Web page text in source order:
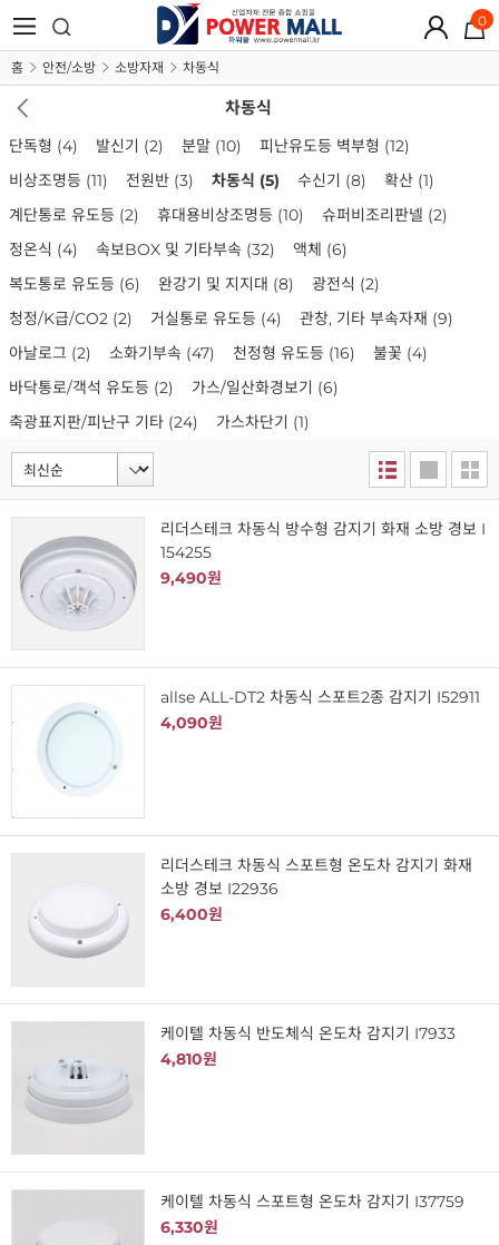
0
홈 안전/소방 소방자재 차동식
차동식
단독형 (4) 발신기 (2) 분말 (10) 피난유도등 벽부형 (12)
비상조명등 (11) 전원반 (3) 차동식 (5) 수신기 (8) 확산 (1)
계단통로 유도등 (2) 휴대용비상조명등 (10) 슈퍼비조리판넬 (2)
정온식 (4) 속보BOX 및 기타부속 (32) 액체 (6)
복도통로 유도등 (6) 완강기 및 지지대 (8) 광전식 (2)
청정/K급/CO2 (2) 거실통로 유도등 (4) 관창, 기타 부속자재 (9)
아날로그 (2) 소화기부속 (47) 천정형 유도등 (16) 불꽃 (4)
바닥통로/객석 유도등 (2) 가스/일산화경보기 (6)
축광표지판/피난구 기타 (24) 가스차단기 (1)
리더스테크 차동식 방수형 감지기 화재 소방 경보 I
154255
9,490원
allse ALL-DT2 차동식 스포트2종 감지기 I52911
4,090원
리더스테크 차동식 스포트형 온도차 감지기 화재
소방 경보 I22936
6,400원
케이텔 차동식 반도체식 온도차 감지기 I7933
4,810원
케이텔 차동식 스포트형 온도차 감지기 I37759
6,330원